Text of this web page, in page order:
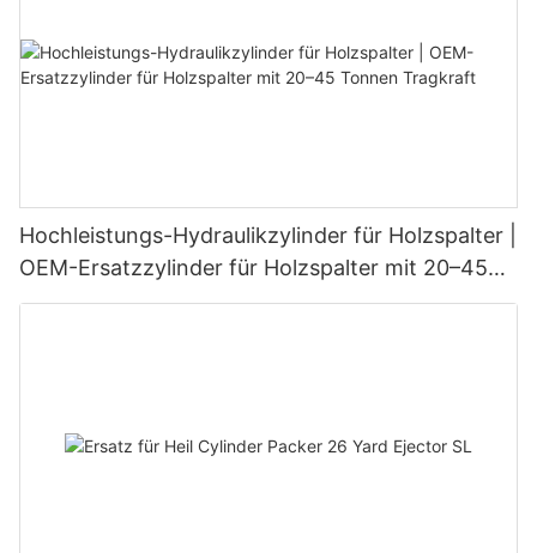
Hochleistungs-Hydraulikzylinder für Holzspalter |
OEM-Ersatzzylinder für Holzspalter mit 20–45
Tonnen Tragkraft